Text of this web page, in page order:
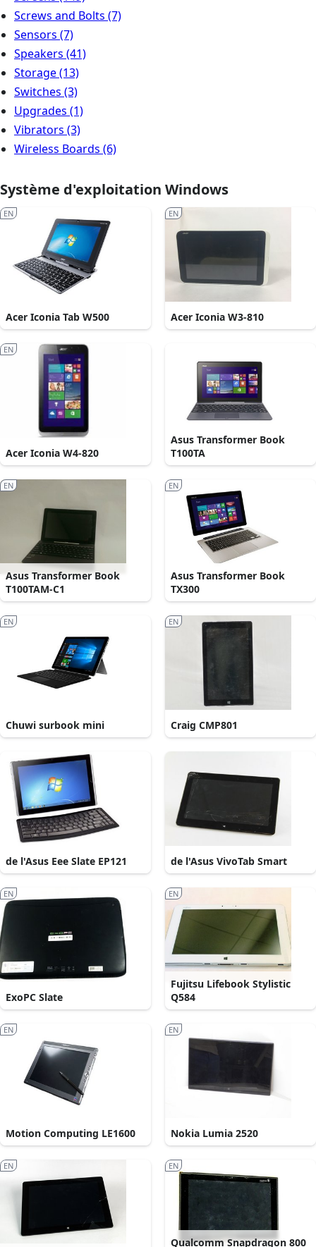
Screws and Bolts (7)
Sensors (7)
Speakers (41)
Storage(13)
Switches (3)
Upgrades (1)
Vibrators (3)
Wireless Boards (6)
Système d'exploitation Windows
Acer Iconia Tab W500
EN
Acer Iconia W3-810
EN
Acer Iconia W4-820
EN
Asus Transformer Book
T100TA
Asus Transformer Book
T100TAM-C1
EN
Asus Transformer Book
TX300
EN
Chuwi surbook mini
EN
Craig CMP801
EN
de l'Asus Eee Slate EP121 de l'Asus VivoTab Smart
ExoPC Slate
EN
Fujitsu Lifebook Stylistic
Q584
EN
Motion Computing LE1600
EN
Nokia Lumia 2520
EN
EN
Qualcomm Snapdragon 800
EN